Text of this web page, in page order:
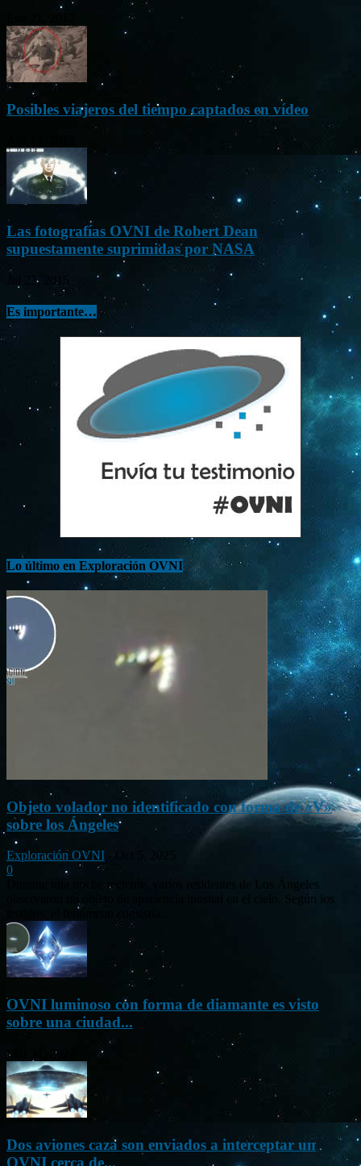
Posibles viajeros del tiempo captados en vídeo
Las fotografías OVNI de Robert Dean
supuestamente suprimidas por NASA
Jul 23, 2015
Es importante…
Lo último en Exploración OVNI
Objeto volador no identificado con forma de «V»
sobre los Ángeles
Exploración OVNI
Oct 5, 2025
0
Durante una noche reciente, varios residentes de Los Ángeles
observaron un objeto de apariencia inusual en el cielo. Según los
testigos, el fenómeno consistía...
OVNI luminoso con forma de diamante es visto
sobre una ciudad...
Mar 31, 2024
Dos aviones caza son enviados a interceptar un
OVNI cerca de...